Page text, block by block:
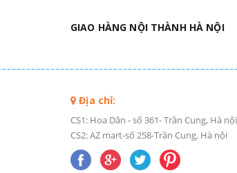
GIAO HÀNG NỘI THÀNH HÀ NỘI
Địa chỉ:
CS1: Hoa Dân - số 361- Trần Cung, Hà nội
CS2: AZ mart-số 258-Trần Cung, Hà nội